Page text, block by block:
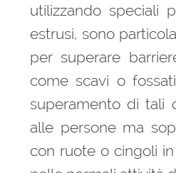
utilizzando speciali
estrusi, sono
per superare
come scavi o
superamento di tali
alle persone ma
con ruote o cingoli